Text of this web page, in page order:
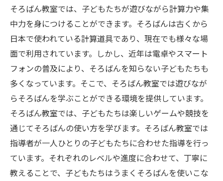
そろばん教室では、子どもたちが遊びながら計算力や集
中力を身につけることができます。そろばんは古くから
日本で使われている計算道具であり、現在でも様々な場
面で利用されています。しかし、近年は電卓やスマート
フォンの普及により、そろばんを知らない子どもたちも
多くなっています。そこで、そろばん教室では遊びなが
らそろばんを学ぶことができる環境を提供しています。
そろばん教室では、子どもたちは楽しいゲームや競技を
通じてそろばんの使い方を学びます。そろばん教室では
指導者が一人ひとりの子どもたちに合わせた指導を行っ
ています。それぞれのレベルや進度に合わせて、丁寧に
教えることで、子どもたちはうまくそろばんを使いこな